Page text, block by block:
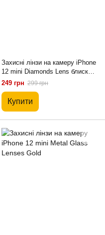
Захисні лінзи на камеру iPhone
12 mini Diamonds Lens блискучі
Rainbow
249 грн 299 грн
Купити